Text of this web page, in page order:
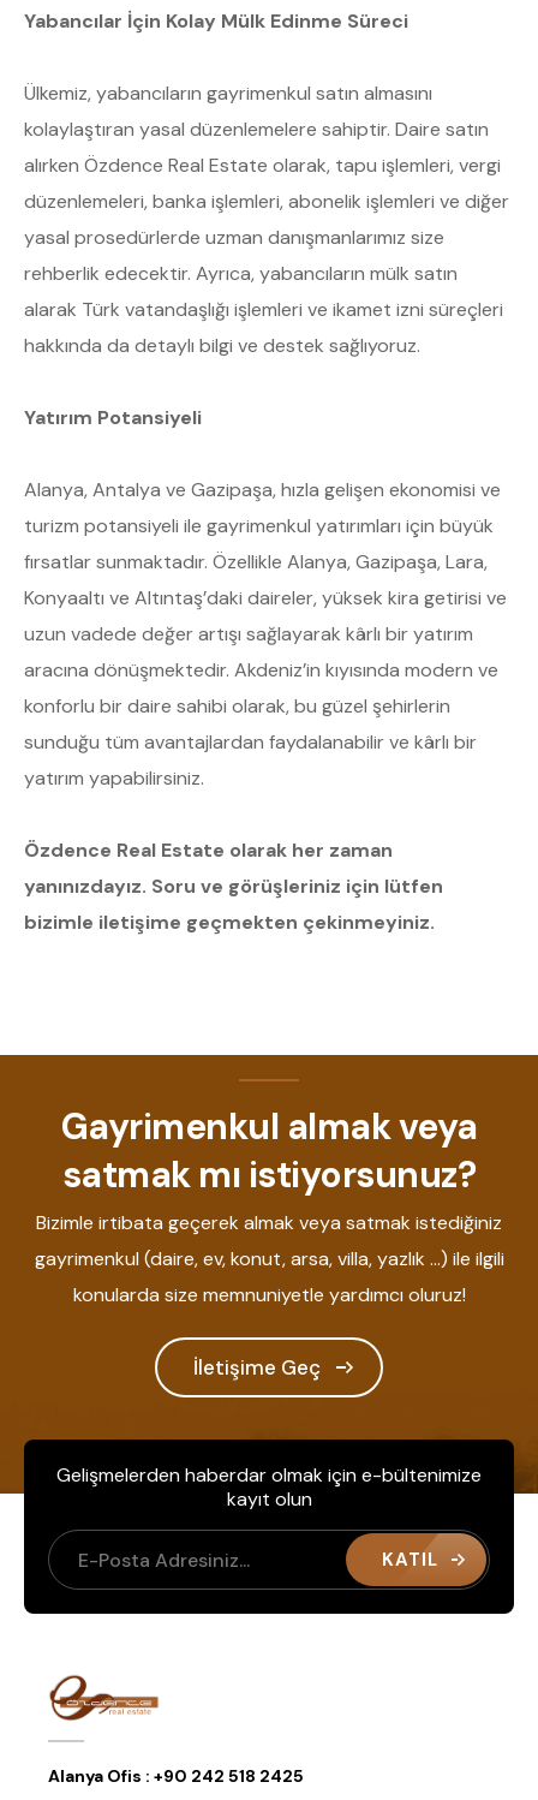
Yabancılar İçin Kolay Mülk Edinme Süreci
Ülkemiz, yabancıların gayrimenkul satın almasını
kolaylaştıran yasal düzenlemelere sahiptir. Daire satın
alırken Özdence Real Estate olarak, tapu işlemleri, vergi
düzenlemeleri, banka işlemleri, abonelik işlemleri ve diğer
yasal prosedürlerde uzman danışmanlarımız size
rehberlik edecektir. Ayrıca, yabancıların mülk satın
alarak Türk vatandaşlığı işlemleri ve ikamet izni süreçleri
hakkında da detaylı bilgi ve destek sağlıyoruz.
Yatırım Potansiyeli
Alanya, Antalya ve Gazipaşa, hızla gelişen ekonomisi ve
turizm potansiyeli ile gayrimenkul yatırımları için büyük
fırsatlar sunmaktadır. Özellikle Alanya, Gazipaşa, Lara,
Konyaaltı ve Altıntaş’daki daireler, yüksek kira getirisi ve
uzun vadede değer artışı sağlayarak kârlı bir yatırım
aracına dönüşmektedir. Akdeniz’in kıyısında modern ve
konforlu bir daire sahibi olarak, bu güzel şehirlerin
sunduğu tüm avantajlardan faydalanabilir ve kârlı bir
yatırım yapabilirsiniz.
Özdence Real Estate olarak her zaman
yanınızdayız. Soru ve görüşleriniz için lütfen
bizimle iletişime geçmekten çekinmeyiniz.
Gayrimenkul almak veya
satmak mı istiyorsunuz?
Bizimle irtibata geçerek almak veya satmak istediğiniz
gayrimenkul (daire, ev, konut, arsa, villa, yazlık ...) ile ilgili
konularda size memnuniyetle yardımcı oluruz!
İletişime Geç
Gelişmelerden haberdar olmak için e-bültenimize
kayıt olun
KATIL
Alanya Ofis : +90 242 518 2425